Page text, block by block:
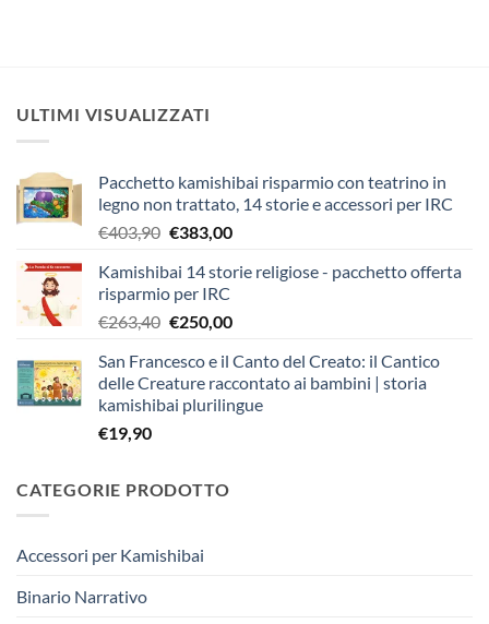
ULTIMI VISUALIZZATI
Pacchetto kamishibai risparmio con teatrino in
legno non trattato, 14 storie e accessori per IRC
€403,90 Il
originale
era:
€403,90.
€383,00Il
attuale
€383,00.
Kamishibai 14 storie religiose - pacchetto offerta
risparmio per IRC
€263,40 Il
originale
era:
€263,40.
€250,00Il
attuale
è:
€250,00.
San Francesco e il Canto del Creato: il Cantico
delle Creature raccontato ai bambini | storia
kamishibai plurilingue
€19,90
CATEGORIE PRODOTTO
Accessori per Kamishibai
Binario Narrativo